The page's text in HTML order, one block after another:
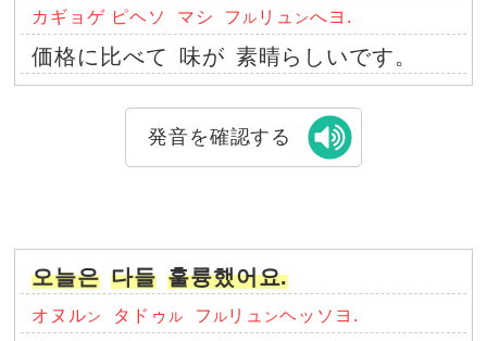
カギョゲ ピヘソ マシ フ ル リュ ンへヨ.
価格に比べて 味が 素晴らしいです。
発音を確認する
오늘은 다들 훌륭했어요.
オヌルン タドゥ ル フ ル リュ ンヘッソヨ.